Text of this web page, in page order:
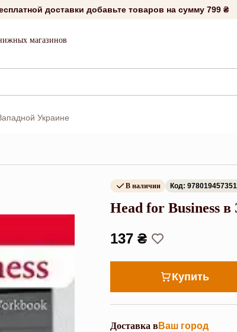
доставки добавьте товаров на сумму 799 ₴
магазинов
Украине
В наличии Код:
Head for Business
137 ₴
Купить
Доставка вВаш город